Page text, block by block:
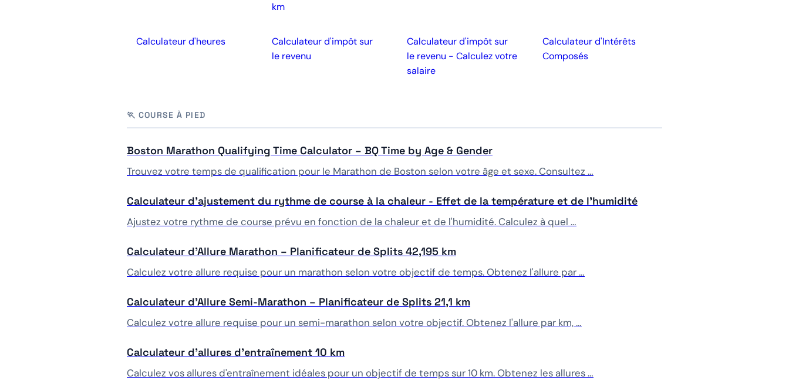
km
Calculateur d'heures
Calculateur d'impôt sur
le revenu
Calculateur d'impôt sur
le revenu - Calculez votre
salaire
Calculateur d'Intérêts
Composés
🏃 COURSE À PIED
Boston Marathon Qualifying Time Calculator – BQ Time by Age & Gender
Trouvez votre temps de qualification pour le Marathon de Boston selon votre âge et sexe. Consultez …
Calculateur d'ajustement du rythme de course à la chaleur - Effet de la température et de l'humidité
Ajustez votre rythme de course prévu en fonction de la chaleur et de l'humidité. Calculez à quel …
Calculateur d'Allure Marathon – Planificateur de Splits 42,195 km
Calculez votre allure requise pour un marathon selon votre objectif de temps. Obtenez l'allure par …
Calculateur d'Allure Semi-Marathon – Planificateur de Splits 21,1 km
Calculez votre allure requise pour un semi-marathon selon votre objectif. Obtenez l'allure par km, …
Calculateur d'allures d'entraînement 10 km
Calculez vos allures d'entraînement idéales pour un objectif de temps sur 10 km. Obtenez les allures …